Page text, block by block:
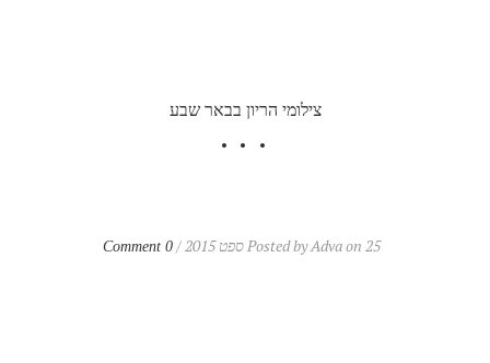
צילומי הריון בבאר שבע
Posted by Adva on 25 ספט 2015 / 0 Comment